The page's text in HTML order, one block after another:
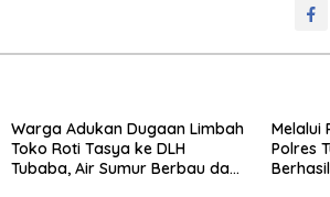
Warga Adukan Dugaan Limbah
Toko Roti Tasya ke DLH
Tubaba, Air Sumur Berbau dan
Melalui
Polres